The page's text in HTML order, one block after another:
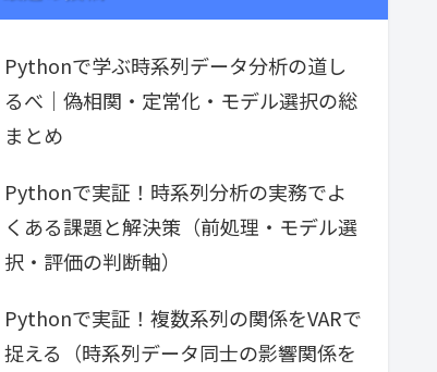
Pythonで学ぶ時系列データ分析の道し
るべ｜偽相関・定常化・モデル選択の総
まとめ
Pythonで実証！時系列分析の実務でよ
くある課題と解決策（前処理・モデル選
択・評価の判断軸）
Pythonで実証！複数系列の関係をVARで
捉える（時系列データ同士の影響関係を